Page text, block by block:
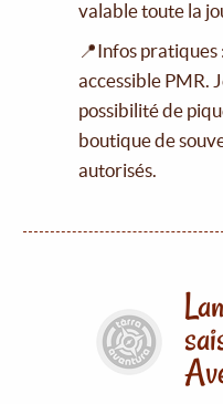
valable toute la
📍Infos
accessible PMR.
possibilité de
boutique de
autorisés.